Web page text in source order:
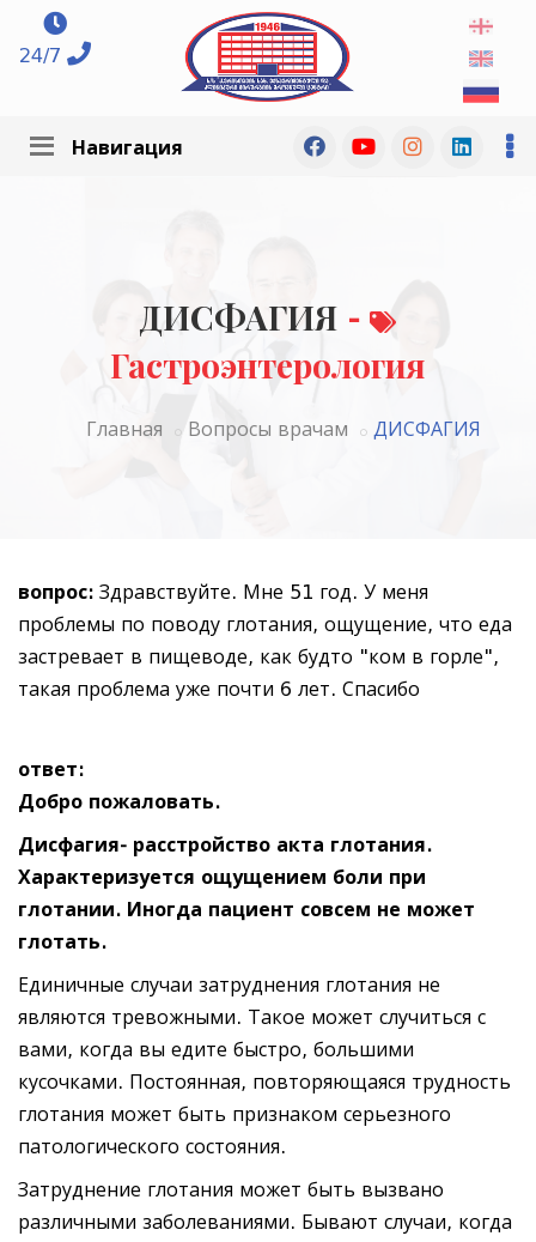
24/7
Навигация
ДИСФАГИЯ -
Гастроэнтерология
Главная Вопросы врачам ДИСФАГИЯ
вопрос: Здравствуйте. Мне 51 год. У меня
проблемы по поводу глотания, ощущение, что еда
застревает в пищеводе, как будто "ком в горле",
такая проблема уже почти 6 лет. Спасибо
ответ:
Добро пожаловать.
Дисфагия- расстройство акта глотания.
Характеризуется ощущением боли при
глотании. Иногда пациент совсем не может
глотать.
Единичные случаи затруднения глотания не
являются тревожными. Такое может случиться с
вами, когда вы едите быстро, большими
кусочками. Постоянная, повторяющаяся трудность
глотания может быть признаком серьезного
патологического состояния.
Затруднение глотания может быть вызвано
различными заболеваниями. Бывают случаи, когда